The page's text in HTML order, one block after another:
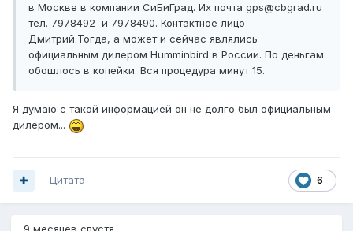
в Москве в компании СиБиГрад. Их почта gps@cbgrad.ru
тел. 7978492 и 7978490. Контактное лицо
Дмитрий.Тогда, а может и сейчас являлись
официальным дилером Humminbird в России. По деньгам
обошлось в копейки. Вся процедура минут 15.
Я думаю с такой информацией он не долго был официальным
дилером...
6
Цитата